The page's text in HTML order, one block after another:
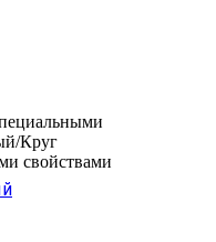
Круг
свойствами